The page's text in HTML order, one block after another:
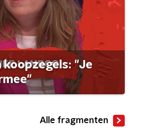
koopzegels: "Je
Alle fragmenten